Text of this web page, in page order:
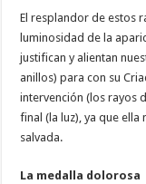
El resplandor de estos
luminosidad de la
justifican y alientan
anillos) para con su
intervención (los rayos
final (la luz), ya que
salvada.
La medalla dolorosa